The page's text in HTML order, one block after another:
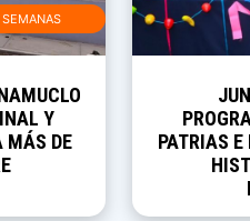
Y
MÁS DE
PATRIAS